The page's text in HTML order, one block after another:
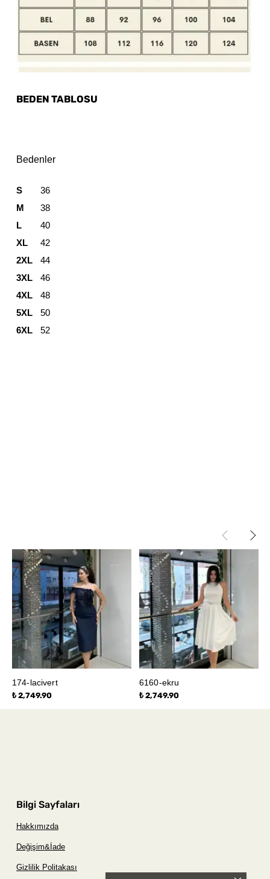
BEDEN TABLOSU
Bedenler
S
36
M
38
L
40
XL
42
2XL
44
3XL
46
4XL
48
5XL
50
6XL
52
174-lacivert
₺ 2,749.90
6160-ekru
₺ 2,749.90
Bilgi Sayfaları
Hakkımızda
Değişim&İade
Gizlilik Politakası